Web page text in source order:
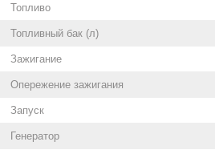
Топливо
Топливный бак (л)
Зажигание
Опережение зажигания
Запуск
Генератор